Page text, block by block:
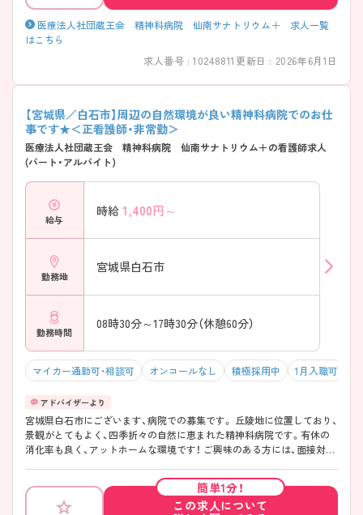
医療法人社団蔵王会 精神科病院 仙南サナトリウム＋ 求人一覧
はこちら
求人番号 : 10248811 更新日 : 2026年6月1日
【宮城県／白石市】周辺の自然環境が良い精神科病院でのお仕
事です★＜正看護師・非常勤＞
医療法人社団蔵王会 精神科病院 仙南サナトリウム＋の看護師求人
(パート・アルバイト)
給与
時給 1,400円～
勤務地
宮城県白石市
勤務時間
08時30分～17時30分（休憩60分）
マイカー通勤可・相談可 オンコールなし 積極採用中 1月入職可
宮城県白石市にございます、病院での募集です。 丘陵地に位置しており、
景観がとてもよく、四季折々の自然に恵まれた精神科病院です。有休の
消化率も良く、アットホームな環境です！ ご興味のある方には、面接対策
簡単1分！
この求人について